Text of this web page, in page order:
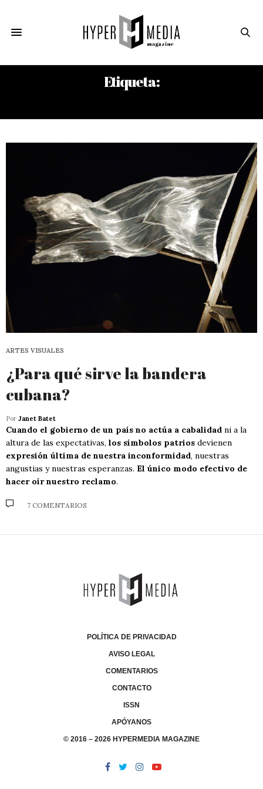
Etiqueta:
ARTES VISUALES
¿Para qué sirve la bandera
cubana?
Por Janet Batet
Cuando el gobierno de un país no actúa a cabalidad ni a la
altura de las expectativas, los símbolos patrios devienen
expresión última de nuestra inconformidad, nuestras
angustias y nuestras esperanzas. El único modo efectivo de
hacer oír nuestro reclamo.
7 COMENTARIOS
POLÍTICA DE PRIVACIDAD
AVISO LEGAL
COMENTARIOS
CONTACTO
ISSN
APÓYANOS
© 2016 – 2026 HYPERMEDIA MAGAZINE